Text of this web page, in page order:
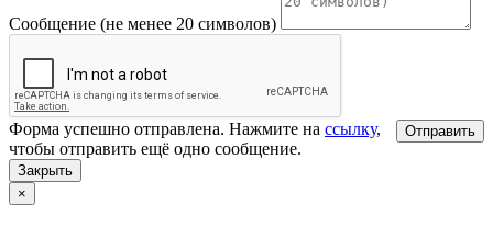
Сообщение (не менее 20 символов)
Отправить
Форма успешно отправлена. Нажмите на ссылку,
чтобы отправить ещё одно сообщение.
Закрыть
×